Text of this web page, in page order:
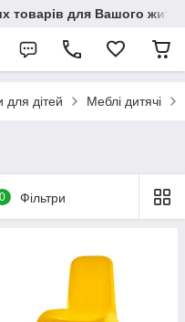
товарів для Вашого
для дітей Меблі дитячі
0 Фільтри